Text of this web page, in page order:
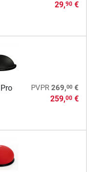
29,90€
PVPR 269,00€
259,00€